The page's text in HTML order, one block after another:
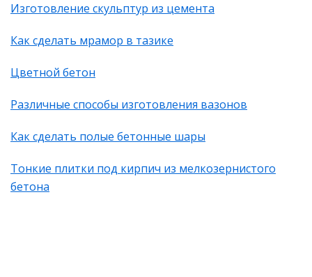
Изготовление скульптур из цемента
Как сделать мрамор в тазике
Цветной бетон
Различные способы изготовления вазонов
Как сделать полые бетонные шары
Тонкие плитки под кирпич из мелкозернистого
бетона